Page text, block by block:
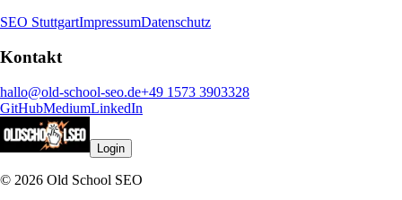
SEO StuttgartImpressumDatenschutz
Kontakt
hallo@old-school-seo.de+49 1573 3903328
GitHubMediumLinkedIn
Login
© 2026 Old School SEO